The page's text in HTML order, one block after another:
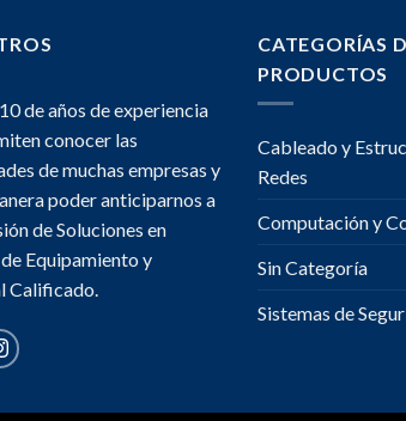
de años de experiencia
conocer las
de muchas empresas y
poder anticiparnos a
de Soluciones en
Equipamiento y
Calificado.
CATEGORÍAS
PRODUCTOS
Cableado y
Redes
Computación y
Sin Categoría
Sistemas de